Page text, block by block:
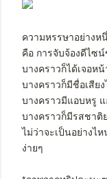
ความหรรษาอย่าง
คือ การจับจ้องดีไซ
บางคราวก็ได้เจอห
บางคราวก็มีชื่อเสีย
บางคราวมีแอบหรู
บางคราวก็มีรสชาติ
ไม่ว่าจะเป็นอย่างไ
ง่ายๆ